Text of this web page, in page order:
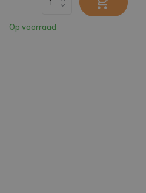
Op voorraad